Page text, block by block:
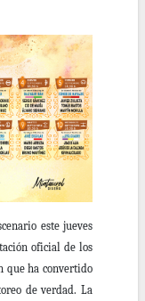
este jueves
oficial de los
que ha convertido
de verdad. La